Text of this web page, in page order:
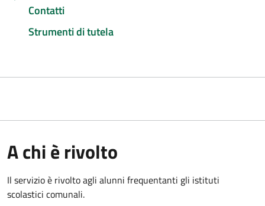
Contatti
Strumenti di tutela
A chi è rivolto
Il servizio è rivolto agli alunni frequentanti gli istituti
scolastici comunali.